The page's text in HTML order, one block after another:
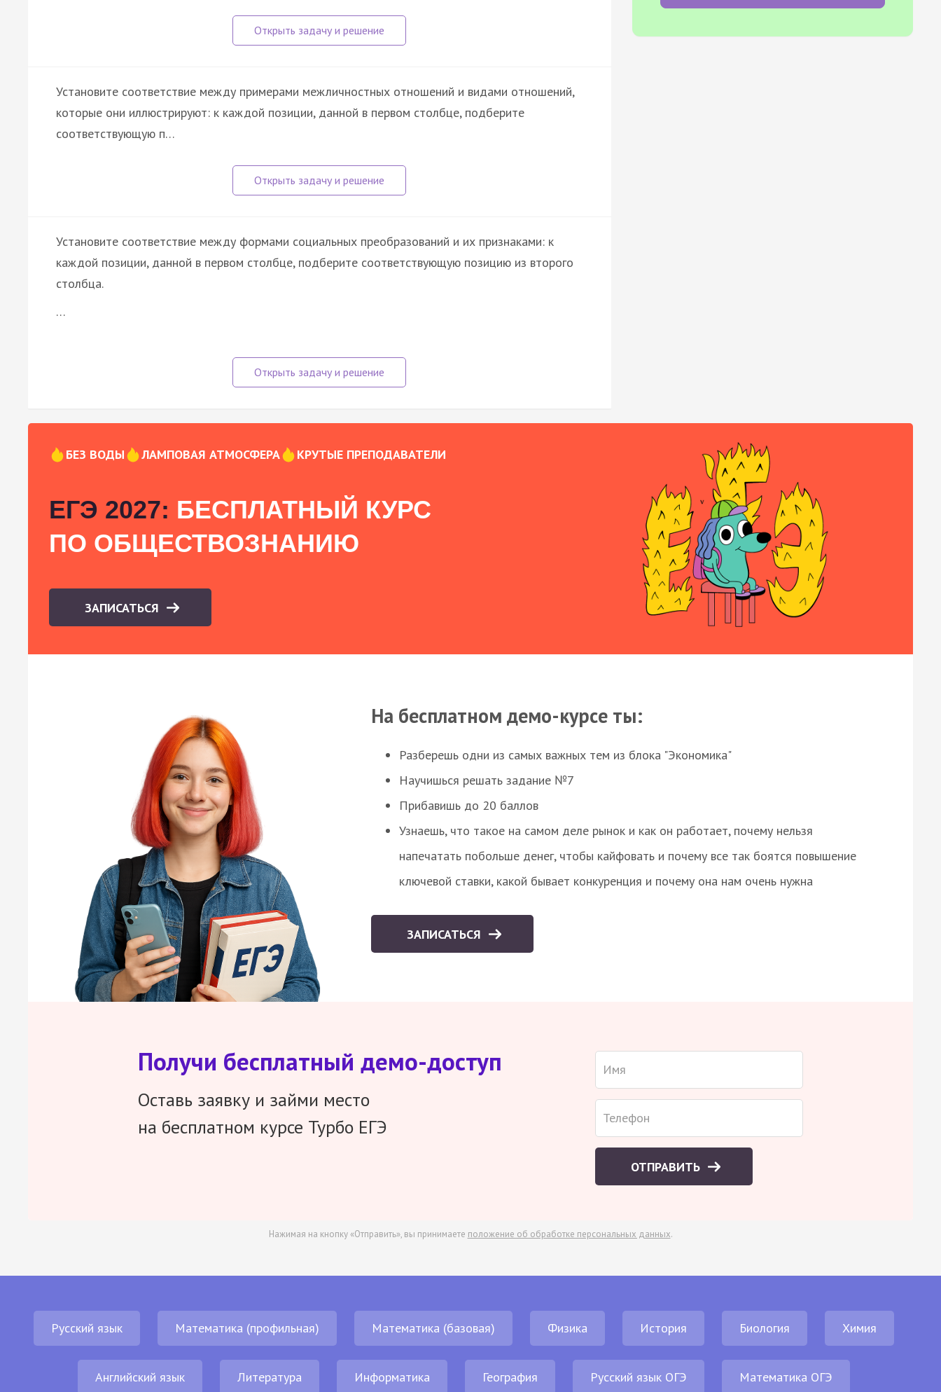
Установите соответствие между примерами межличностных отношений и видами отношений,
которые они иллюстрируют: к каждой позиции, данной в первом столбце, подберите
соответствующую п…
Установите соответствие между формами социальных преобразований и их признаками: к
каждой позиции, данной в первом столбце, подберите соответствующую позицию из второго
столбца.
…
БЕЗ ВОДЫ ЛАМПОВАЯ АТМОСФЕРА КРУТЫЕ ПРЕПОДАВАТЕЛИ
ЕГЭ 2027: БЕСПЛАТНЫЙ КУРС
ПО ОБЩЕСТВОЗНАНИЮ
ЗАПИСАТЬСЯ
На бесплатном демо-курсе ты:
Разберешь одни из самых важных тем из блока "Экономика"
Научишься решать задание №7
Прибавишь до 20 баллов
Узнаешь, что такое на самом деле рынок и как он работает, почему нельзя
напечатать побольше денег, чтобы кайфовать и почему все так боятся повышение
ключевой ставки, какой бывает конкуренция и почему она нам очень нужна
ЗАПИСАТЬСЯ
Получи бесплатный демо-доступ
Оставь заявку и займи место
на бесплатном курсе Турбо ЕГЭ
ОТПРАВИТЬ
Нажимая на кнопку «Отправить», вы принимаете положение об обработке персональных данных.
Русский язык Математика (профильная) Математика (базовая) Физика История Биология Химия
Английский язык Литература Информатика География Русский язык ОГЭ Математика ОГЭ